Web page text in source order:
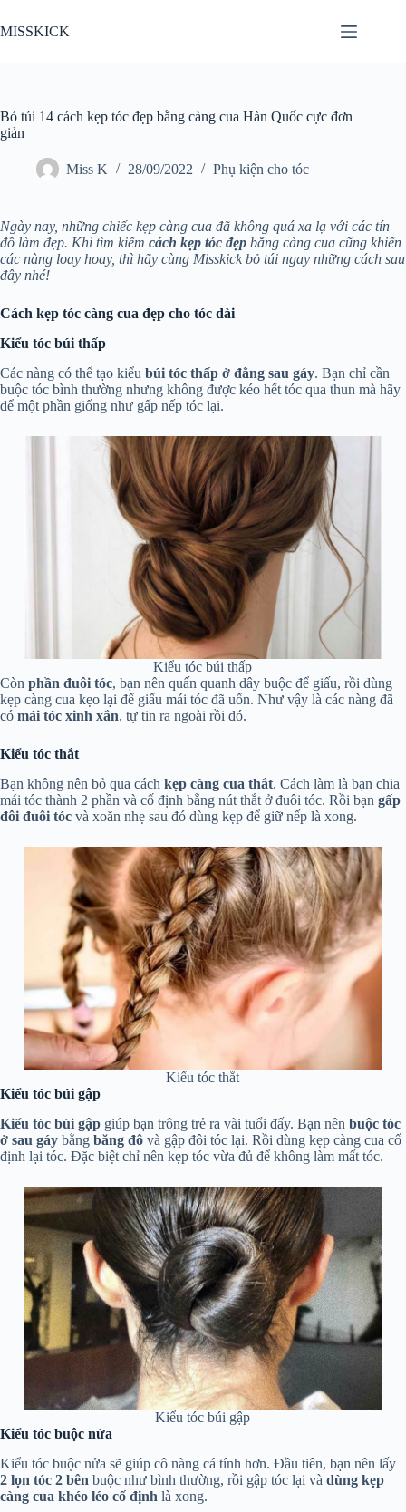
đến
phần
MISSKICK
Bỏ túi 14 cách kẹp tóc đẹp bằng càng cua Hàn Quốc cực đơn
giản
Miss K 28/09/2022 Phụ kiện cho tóc
Ngày nay, những chiếc kẹp càng cua đã không quá xa lạ với các tín
đồ làm đẹp. Khi tìm kiếm cách kẹp tóc đẹp bằng càng cua cũng khiến
các nàng loay hoay, thì hãy cùng Misskick bỏ túi ngay những cách sau
đây nhé!
Cách kẹp tóc càng cua đẹp cho tóc dài
Kiểu tóc búi thấp
Các nàng có thể tạo kiểu búi tóc thấp ở đằng sau gáy. Bạn chỉ cần
buộc tóc bình thường nhưng không được kéo hết tóc qua thun mà hãy
để một phần giống như gấp nếp tóc lại.
Kiểu tóc búi thấp
Còn phần đuôi tóc, bạn nên quấn quanh dây buộc để giấu, rồi dùng
kẹp càng cua kẹo lại để giấu mái tóc đã uốn. Như vậy là các nàng đã
có mái tóc xinh xắn, tự tin ra ngoài rồi đó.
Kiểu tóc thắt
Bạn không nên bỏ qua cách kẹp càng cua thắt. Cách làm là bạn chia
mái tóc thành 2 phần và cố định bằng nút thắt ở đuôi tóc. Rồi bạn gấp
đôi đuôi tóc và xoăn nhẹ sau đó dùng kẹp để giữ nếp là xong.
Kiểu tóc thắt
Kiểu tóc búi gập
Kiểu tóc búi gập giúp bạn trông trẻ ra vài tuổi đấy. Bạn nên buộc tóc
ở sau gáy bằng băng đô và gập đôi tóc lại. Rồi dùng kẹp càng cua cố
định lại tóc. Đặc biệt chỉ nên kẹp tóc vừa đủ để không làm mất tóc.
Kiểu tóc búi gập
Kiểu tóc buộc nửa
Kiểu tóc buộc nửa sẽ giúp cô nàng cá tính hơn. Đầu tiên, bạn nên lấy
2 lọn tóc 2 bên buộc như bình thường, rồi gập tóc lại và dùng kẹp
càng cua khéo léo cố định là xong.